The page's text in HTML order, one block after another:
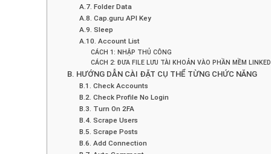
A.7. Folder Data
A.8. Cap.guru API Key
A.9. Sleep
A.10. Account List
CÁCH 1: NHẬP THỦ CÔNG
CÁCH 2: ĐƯA FILE LƯU TÀI KHOẢN VÀO PHẦN MỀM
B. HƯỚNG DẪN CÀI ĐẶT CỤ THỂ TỪNG CHỨC NĂNG
B.1. Check Accounts
B.2. Check Profile No Login
B.3. Turn On 2FA
B.4. Scrape Users
B.5. Scrape Posts
B.6. Add Connection